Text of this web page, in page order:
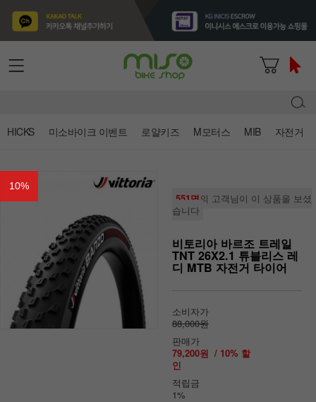
HICKS 미소바이크 이벤트 로얄키즈 M모터스 MIB 자전거
10%
551명의 고객님이 이 상품을 보셨
습니다
비토리아 바르조 트레일
TNT 26X2.1 튜블리스 레
디 MTB 자전거 타이어
소비자가
88,000원
판매가
79,200원 / 10% 할
인
적립금
1%